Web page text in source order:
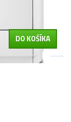
DO KOŠÍKA